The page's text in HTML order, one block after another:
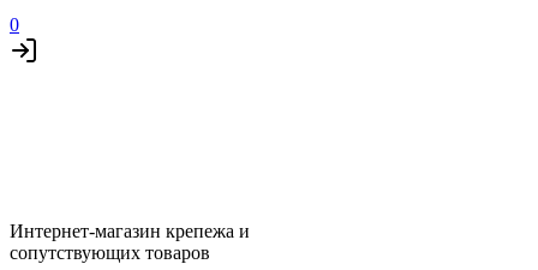
0
Интернет-магазин крепежа и
сопутствующих товаров